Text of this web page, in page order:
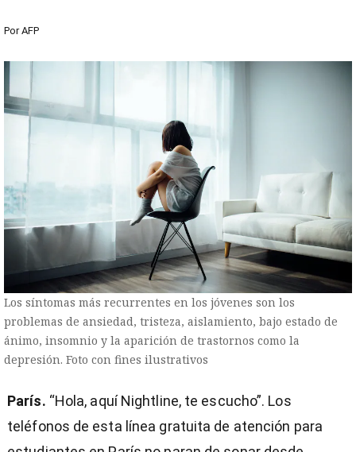
Por AFP
Los síntomas más recurrentes en los jóvenes son los
problemas de ansiedad, tristeza, aislamiento, bajo estado de
ánimo, insomnio y la aparición de trastornos como la
depresión. Foto con fines ilustrativos
París. “Hola, aquí Nightline, te escucho”. Los
teléfonos de esta línea gratuita de atención para